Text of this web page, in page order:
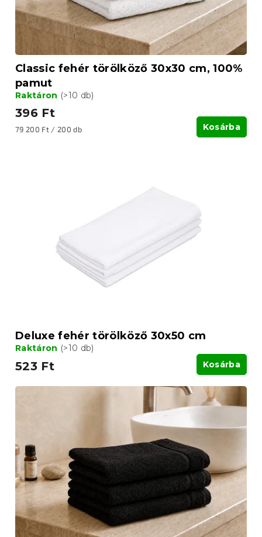
e
Classic fehér törölköző 30x30 cm, 100%
pamut
Raktáron (>10 db)
396 Ft
Egységár:
79 200 Ft / 200 db Kosárba
Deluxe fehér törölköző 30x50 cm
Raktáron (>10 db)
523 Ft Kosárba